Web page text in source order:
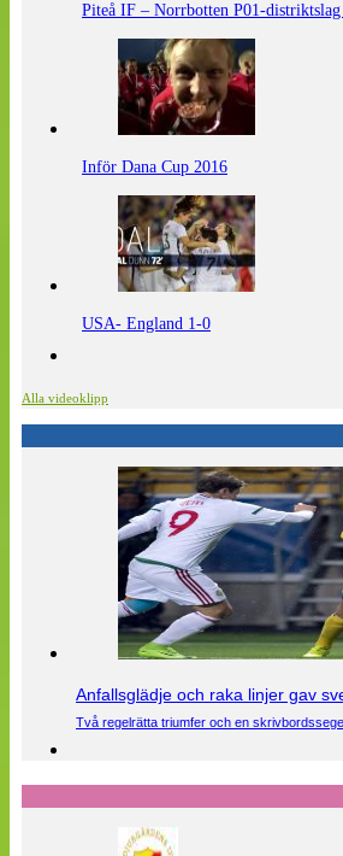
Piteå IF – Norrbotten P01-
Inför Dana Cup 2016
USA- England 1-0
Alla videoklipp
Anfallsglädje och raka linjer gav
Två regelrätta triumfer och en